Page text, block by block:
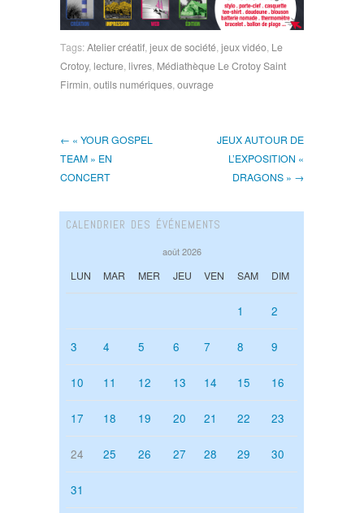
Tags:Atelier créatif,jeux de société,jeux vidéo, Le
Crotoy, lecture, livres, Médiathèque Le Crotoy Saint
Firmin,outils numériques,ouvrage
← « YOUR GOSPEL
TEAM » EN
CONCERT
JEUX AUTOUR DE
L’EXPOSITION «
DRAGONS » →
CALENDRIER DES ÉVÉNEMENTS
août 2026
LUN MAR MER JEU VEN SAM DIM
1 2
3 4 5 6 7 8 9
10 11 12 13 14 15 16
17 18 19 20 21 22 23
24 25 26 27 28 29 30
31